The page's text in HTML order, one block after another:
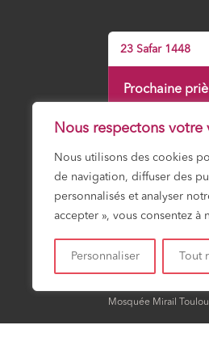
Nous respectons votre
Nous utilisons des cookies
de navigation, diffuser des
personnalisés et analyser
accepter », vous consentez
Personnaliser Tout
23 Safar 1448
Prochaine
Fajr
03:15
Shuruk
04:49
Mosquée Mirail